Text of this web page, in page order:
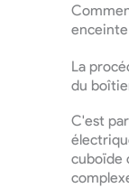
La
du
C'est
cuboïde